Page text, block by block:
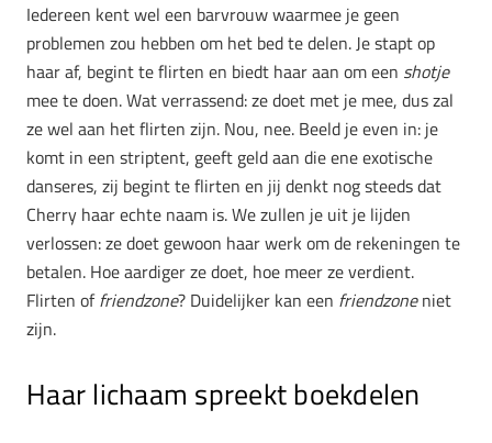
Iedereen kent wel een barvrouw waarmee je geen
problemen zou hebben om het bed te delen. Je stapt op
haar af, begint te flirten en biedt haar aan om een shotje
mee te doen. Wat verrassend: ze doet met je mee, dus zal
ze wel aan het flirten zijn. Nou, nee. Beeld je even in: je
komt in een striptent, geeft geld aan die ene exotische
danseres, zij begint te flirten en jij denkt nog steeds dat
Cherry haar echte naam is. We zullen je uit je lijden
verlossen: ze doet gewoon haar werk om de rekeningen te
betalen. Hoe aardiger ze doet, hoe meer ze verdient.
Flirten offriendzone? Duidelijker kan een friendzoneniet
zijn.
Haar lichaam spreekt boekdelen